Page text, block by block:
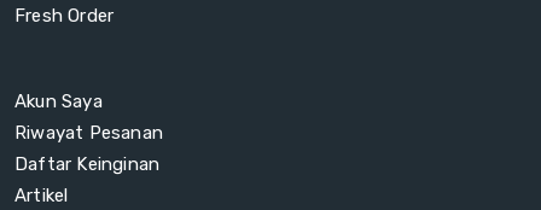
Fresh Order
Akun Saya
Riwayat Pesanan
Daftar Keinginan
Artikel